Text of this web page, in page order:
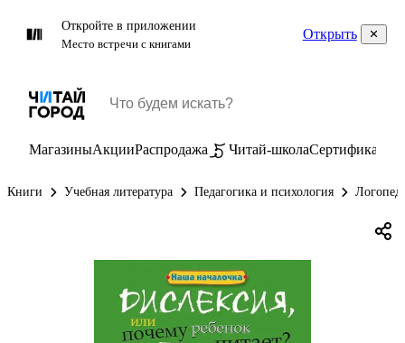
Откройте в приложении
Место встречи с книгами
Открыть
МагазиныАкцииРаспродажа Читай-школаСертификаты
Книги Учебная литература Педагогика и психология